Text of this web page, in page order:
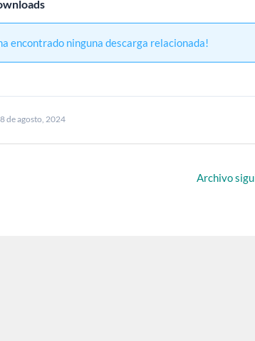
encontrado ninguna descarga relacionada!
de agosto, 2024
Archivo